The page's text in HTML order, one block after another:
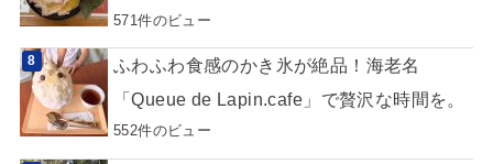
571件のビュー
ふわふわ食感のかき氷が絶品！海老名
「Queue de Lapin.cafe」で贅沢な時間を。
552件のビュー